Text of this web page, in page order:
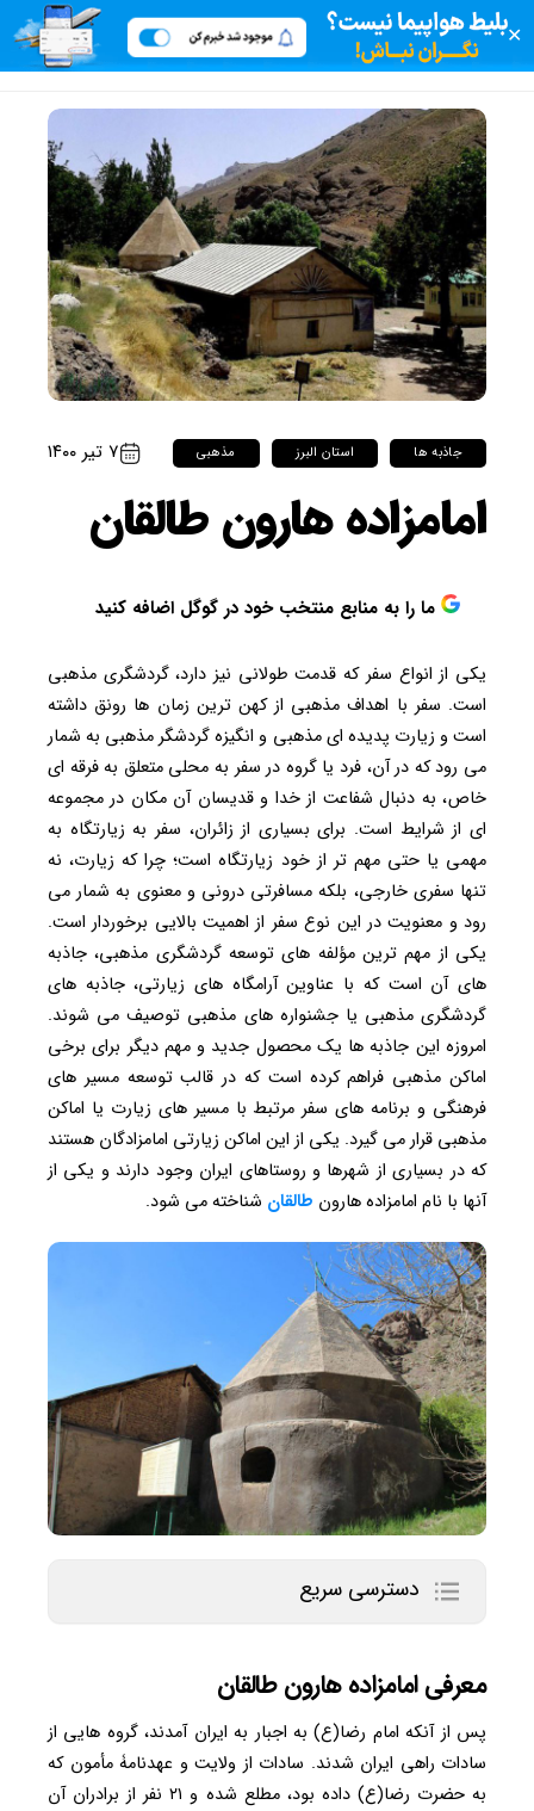
✕
جاذبه ها استان البرز مذهبی ۷ تیر ۱۴۰۰
امامزاده هارون طالقان
ما را به منابع منتخب خود در گوگل اضافه کنید
یکی از انواع سفر که قدمت طولانی نیز دارد، گردشگری مذهبی
است. سفر با اهداف مذهبی از کهن ترین زمان ها رونق داشته
است و زیارت پدیده ای مذهبی و انگیزه گردشگر مذهبی به شمار
می رود که در آن، فرد یا گروه در سفر به محلی متعلق به فرقه ای
خاص، به دنبال شفاعت از خدا و قدیسان آن مکان در مجموعه
ای از شرایط است. برای بسیاری از زائران، سفر به زیارتگاه به
مهمی یا حتی مهم تر از خود زیارتگاه است؛ چرا که زیارت، نه
تنها سفری خارجی، بلکه مسافرتی درونی و معنوی به شمار می
رود و معنویت در این نوع سفر از اهمیت بالایی برخوردار است.
یکی از مهم ترین مؤلفه های توسعه گردشگری مذهبی، جاذبه
های آن است که با عناوین آرامگاه های زیارتی، جاذبه های
گردشگری مذهبی یا جشنواره های مذهبی توصیف می شوند.
امروزه این جاذبه ها یک محصول جدید و مهم دیگر برای برخی
اماکن مذهبی فراهم کرده است که در قالب توسعه مسیر های
فرهنگی و برنامه های سفر مرتبط با مسیر های زیارت یا اماکن
مذهبی قرار می گیرد. یکی از این اماکن زیارتی امامزادگان هستند
که در بسیاری از شهرها و روستاهای ایران وجود دارند و یکی از
آنها با نام امامزاده هارون طالقان شناخته می شود.
دسترسی سریع
معرفی امامزاده هارون طالقان
پس از آنکه امام رضا(ع) به اجبار به ایران آمدند، گروه هایى از
سادات راهی ایران شدند. سادات از ولایت و عهدنامۀ مأمون که
به حضرت رضا(ع) داده بود، مطلع شده و ۲۱ نفر از برادران آن